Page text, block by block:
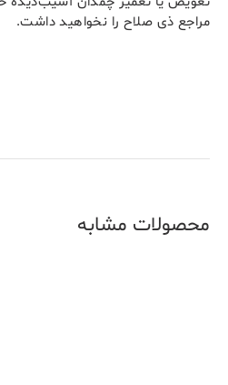
مراجع ذی صلاح را نخواهید داشت.
محصولات مشابه